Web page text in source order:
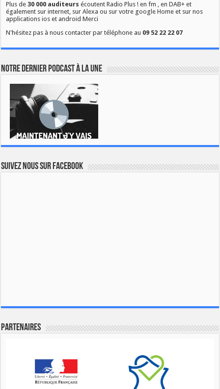
Plus de30 000 auditeurs écoutent Radio Plus ! en fm , en DAB+ et
également sur internet, sur Alexa ou sur votre google Home et sur nos
applications ios et android Merci
N'hésitez pas à nous contacter par téléphone au 09 52 22 22 07
Notre dernier podcast à la une
Suivez nous sur Facebook
Partenaires